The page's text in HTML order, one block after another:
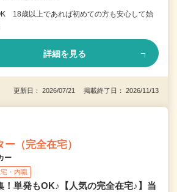
18歳以上であれば初めての方も安心して始
詳細を見る
更新日： 2026/07/21 掲載終了日： 2026/11/13
（完全在宅）
ー
・内職
！単発もOK♪【人気の完全在宅♪】当